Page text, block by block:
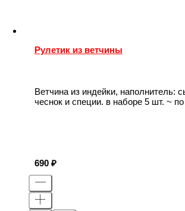
Рулетик из ветчины
Ветчина из индейки, наполнитель:
чеснок и специи. в наборе 5 шт. ~ по
690